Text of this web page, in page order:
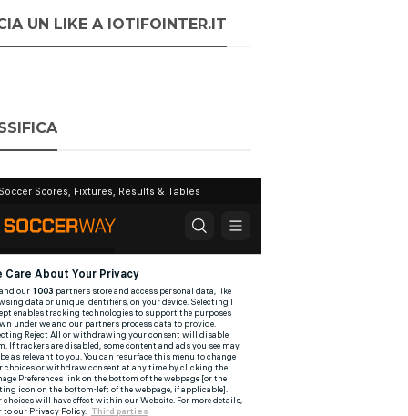
UN LIKE A IOTIFOINTER.IT